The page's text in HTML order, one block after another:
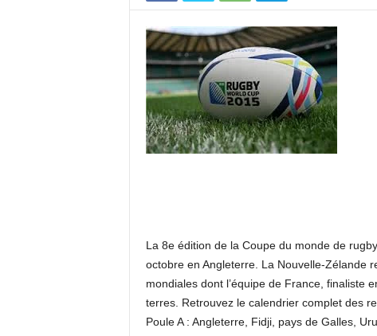
La 8e édition de la Coupe du monde de
octobre en Angleterre. La Nouvelle-Zélande
mondiales dont l’équipe de France, finaliste
terres. Retrouvez le calendrier complet des
Poule A : Angleterre, Fidji, pays de Galles,